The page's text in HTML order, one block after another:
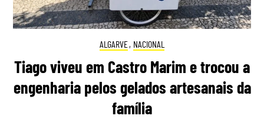
ALGARVE, NACIONAL
Tiago viveu em Castro Marim e trocou a
engenharia pelos gelados artesanais da
família